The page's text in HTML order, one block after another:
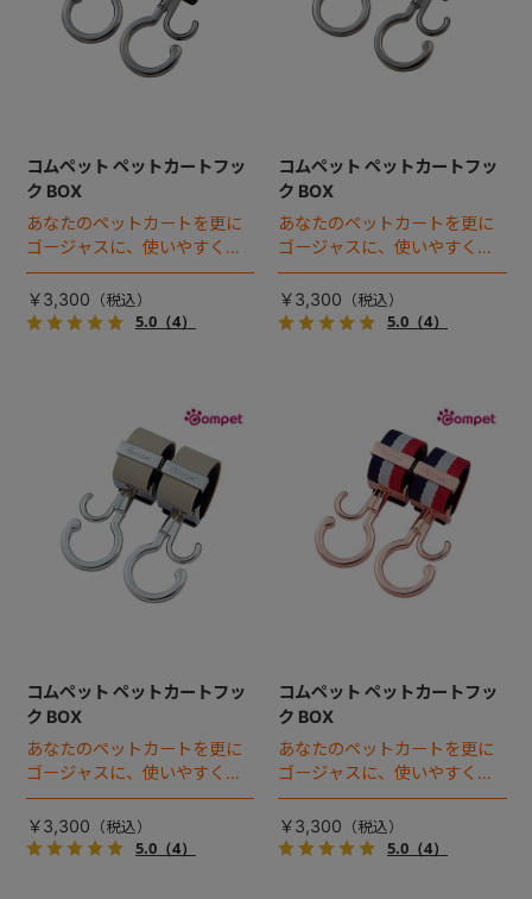
コムペット ペットカートフッ
ク BOX
あなたのペットカートを更に
ゴージャスに、使いやすく！
着せ替えベルト付き「ペット
カートフック」登場！
￥3,300
5.0（4）
コムペット ペットカートフッ
ク BOX
あなたのペットカートを更に
ゴージャスに、使いやすく！
着せ替えベルト付き「ペット
カートフック」登場！
￥3,300
5.0（4）
コムペット ペットカートフッ
ク BOX
あなたのペットカートを更に
ゴージャスに、使いやすく！
着せ替えベルト付き「ペット
カートフック」登場！
￥3,300
5.0（4）
コムペット ペットカートフッ
ク BOX
あなたのペットカートを更に
ゴージャスに、使いやすく！
着せ替えベルト付き「ペット
カートフック」登場！
￥3,300
5.0（4）